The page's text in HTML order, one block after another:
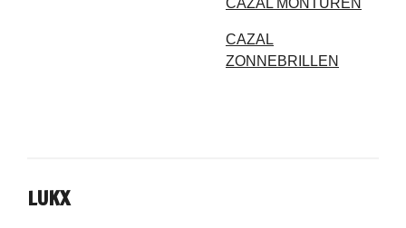
CAZAL MONTUREN
CAZAL
ZONNEBRILLEN
LUKX